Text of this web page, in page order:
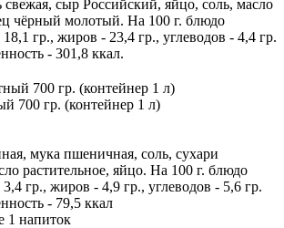
сыр Российский, яйцо, соль, масло
чёрный молотый. На 100 г. блюдо
гр., жиров - 23,4 гр., углеводов - 4,4 гр.
- 301,8 ккал.
700 гр. (контейнер 1 л)
мука пшеничная, соль, сухари
растительное, яйцо. На 100 г. блюдо
гр., жиров - 4,9 гр., углеводов - 5,6 гр.
- 79,5 ккал
1 напиток